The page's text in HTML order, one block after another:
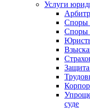
Услуги
Споры
Споры
суде